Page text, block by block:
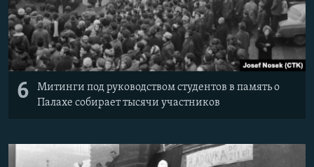
6
Митинги под руководством студентов в память о
Палахе собирает тысячи участников